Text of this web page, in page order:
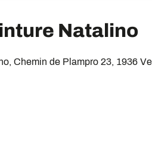
Natalino
Chemin de Plampro 23, 1936